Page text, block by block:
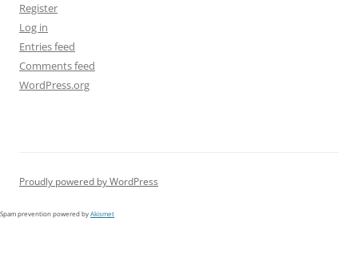
Register
Log in
Entries feed
Comments feed
WordPress.org
Proudly powered by WordPress
Spam prevention powered byAkismet